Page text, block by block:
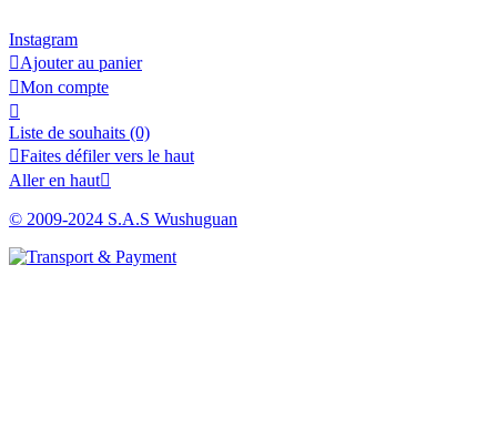
Instagram
Ajouter au panier
Mon compte

Liste de souhaits (0)
Faites défiler vers le haut
Aller en haut
© 2009-2024 S.A.S Wushuguan